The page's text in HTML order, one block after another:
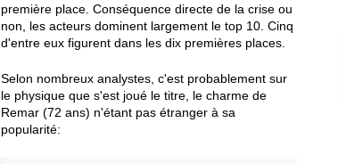
première place. Conséquence directe de la crise ou
non, les acteurs dominent largement le top 10. Cinq
d'entre eux figurent dans les dix premières places.
Selon nombreux analystes, c'est probablement sur
le physique que s'est joué le titre, le charme de
Remar (72 ans) n'étant pas étranger à sa
popularité: